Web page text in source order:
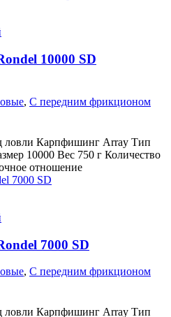
10000 SD
, С передним фрикционом
ловли Карпфишинг Array Тип
10000 Вес 750 г Количество
отношение
7000 SD
, С передним фрикционом
ловли Карпфишинг Array Тип